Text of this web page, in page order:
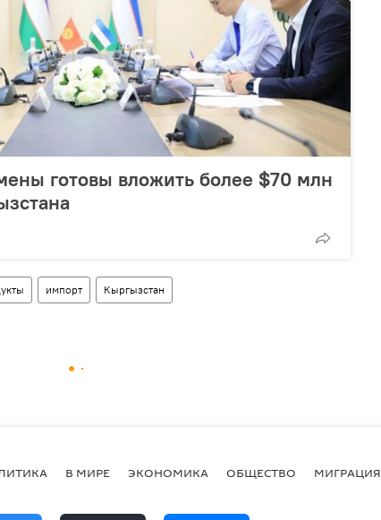
готовы вложить более $70 млн
импорт Кыргызстан
В МИРЕ ЭКОНОМИКА ОБЩЕСТВО МИГРАЦИЯ